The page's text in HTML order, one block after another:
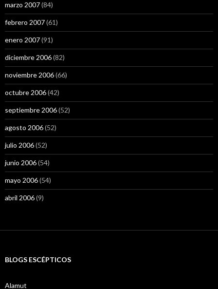
marzo 2007(84)
febrero 2007(61)
enero 2007(91)
diciembre 2006(82)
noviembre 2006(66)
octubre 2006(42)
septiembre 2006(52)
agosto 2006(52)
julio 2006(52)
junio 2006(54)
mayo 2006(54)
abril 2006(9)
BLOGS ESCÉPTICOS
Alamut